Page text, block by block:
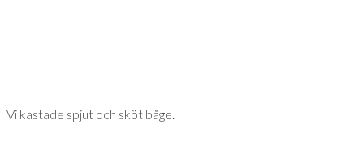
Vi kastade spjut och sköt båge.